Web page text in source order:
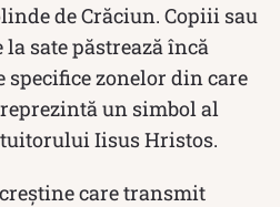
de Crăciun. Copiii sau
sate păstrează încă
zonelor din care
un simbol al
Iisus Hristos.
care transmit